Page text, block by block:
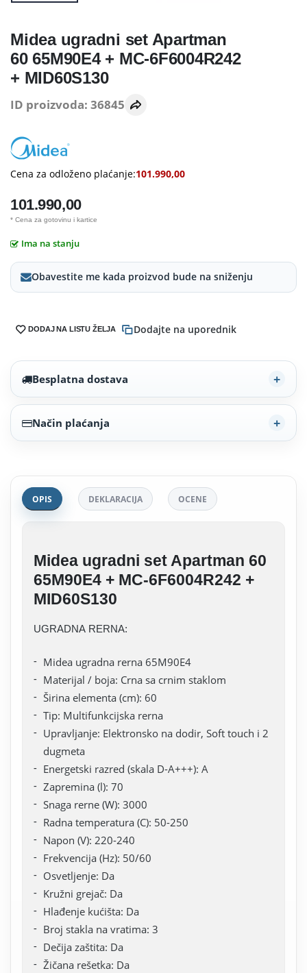
Midea ugradni set Apartman
60 65M90E4 + MC-6F6004R242
+ MID60S130
ID proizvoda: 36845
Cena za odloženo plaćanje:101.990,00
101.990,00
* Cena za gotovinu i kartice
Ima na stanju
Obavestite me kada proizvod bude na sniženju
DODAJ NA LISTU ŽELJA Dodajte na uporednik
Besplatna dostava
Način plaćanja
OPIS DEKLARACIJA OCENE
Midea ugradni set Apartman 60
65M90E4 + MC-6F6004R242 +
MID60S130
UGRADNA RERNA:
Midea ugradna rerna 65M90E4
Materijal / boja: Crna sa crnim staklom
Širina elementa (cm): 60
Tip: Multifunkcijska rerna
Upravljanje: Elektronsko na dodir, Soft touch i 2
dugmeta
Energetski razred (skala D-A+++): A
Zapremina (l): 70
Snaga rerne (W): 3000
Radna temperatura (C): 50-250
Napon (V): 220-240
Frekvencija (Hz): 50/60
Osvetljenje: Da
Kružni grejač: Da
Hlađenje kućišta: Da
Broj stakla na vratima: 3
Dečija zaštita: Da
Žičana rešetka: Da